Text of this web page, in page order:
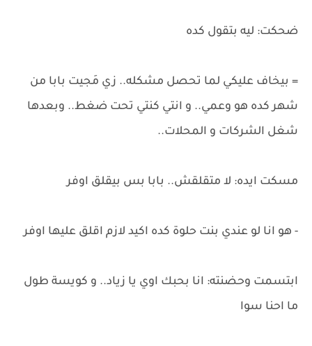
ضحكت: ليه بتقول كده
= بيخاف عليكي لما تحصل مشكله.. زي مَجيت بابا من
شهر كده هو وعمي.. و انتي كنتي تحت ضغط.. وبعدها
شغل الشركات و المحلات..
مسكت ايده: لا متقلقش.. بابا بس بيقلق اوفر
- هو انا لو عندي بنت حلوة كده اكيد لازم اقلق عليها اوفر
ابتسمت وحضنته: انا بحبك اوي يا زياد.. و كويسة طول
ما احنا سوا